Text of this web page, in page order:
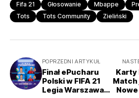
Fifa 21 Głosowanie Mbappe
Tots
Tots Community Zieliński
POPRZEDNI ARTYKUŁ
Finał ePucharu
Polski w FIFA 21
Legia Warszawa
Karty
Match
Nowe